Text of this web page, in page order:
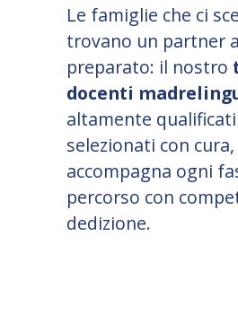
Le famiglie che ci
trovano un partner
preparato: il nostro
docenti
altamente
selezionati con cura,
accompagna ogni
percorso con
dedizione.